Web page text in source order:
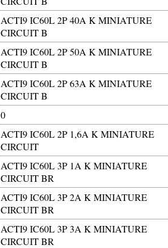
ACTI9 IC60L 2P 40A K MINIATURE
CIRCUIT B
ACTI9 IC60L 2P 50A K MINIATURE
CIRCUIT B
ACTI9 IC60L 2P 63A K MINIATURE
CIRCUIT B
0
ACTI9 IC60L 2P 1,6A K MINIATURE
CIRCUIT
ACTI9 IC60L 3P 1A K MINIATURE
CIRCUIT BR
ACTI9 IC60L 3P 2A K MINIATURE
CIRCUIT BR
ACTI9 IC60L 3P 3A K MINIATURE
CIRCUIT BR